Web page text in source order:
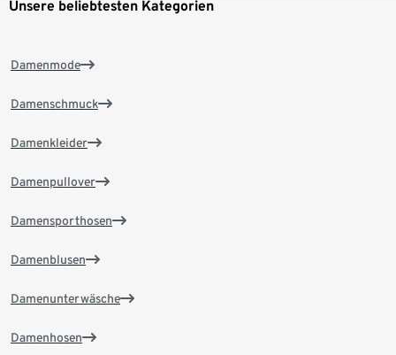
Unsere beliebtesten Kategorien
Damenmode
Damenschmuck
Damenkleider
Damenpullover
Damensporthosen
Damenblusen
Damenunterwäsche
Damenhosen